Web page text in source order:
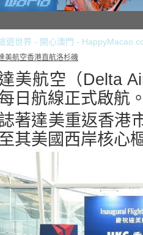
遊世界 - 開心澳門 -
美航空香港直航洛杉磯
美航空（Delta
日航線正式啟航
著達美重返香港
至其美國西岸核心